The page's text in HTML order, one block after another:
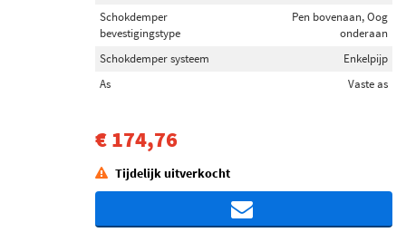
Schokdemper
bevestigingstype
Pen bovenaan, Oog
onderaan
Schokdemper systeem
Enkelpijp
As
Vaste as
€ 174,76
Tijdelijk uitverkocht